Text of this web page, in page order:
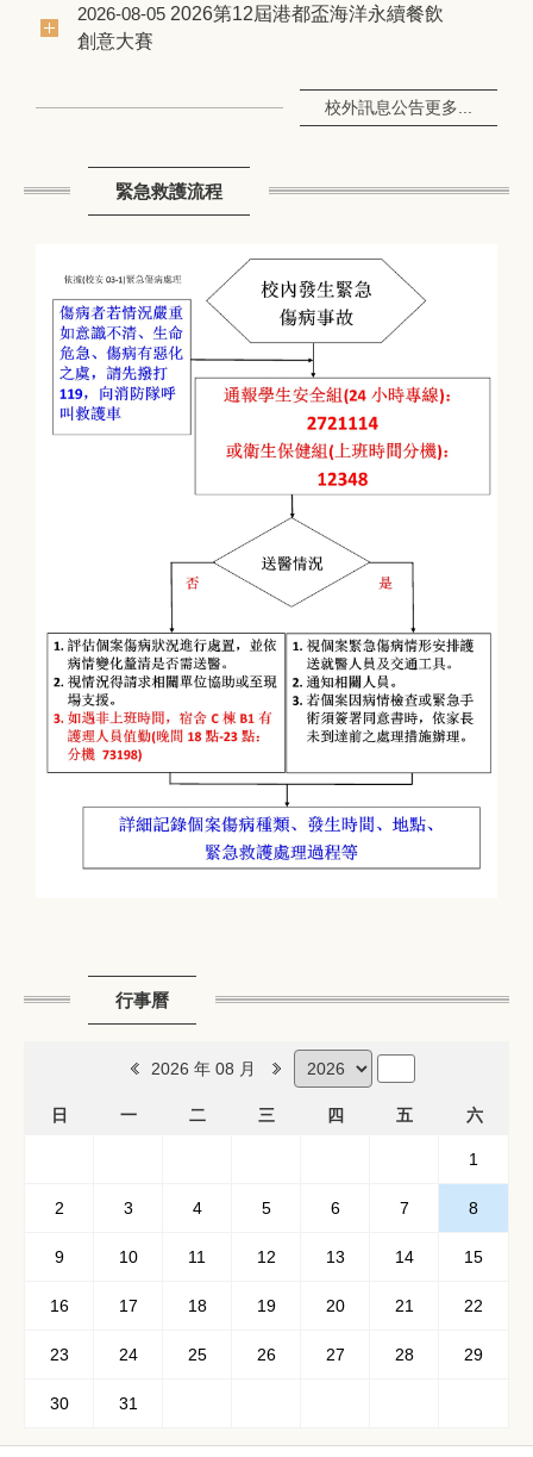
2026-08-05 2026第12屆港都盃海洋永續餐飲
創意大賽
校外訊息公告更多...
緊急救護流程
行事曆
2026 年 08 月
日 一 二 三 四 五 六
1
2 3 4 5 6 7 8
9 10 11 12 13 14 15
16 17 18 19 20 21 22
23 24 25 26 27 28 29
30 31